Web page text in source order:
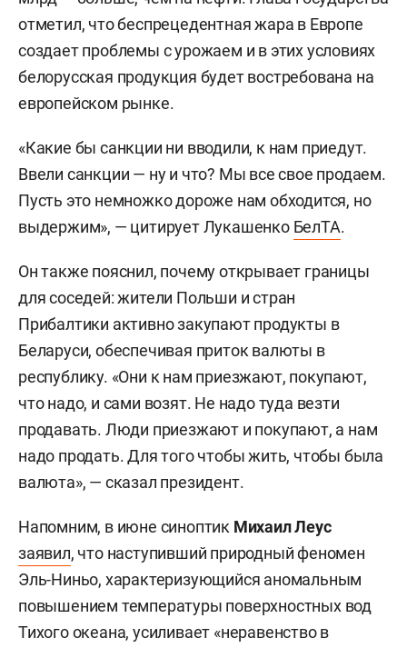
отметил, что беспрецедентная жара в Европе
создает проблемы с урожаем и в этих условиях
белорусская продукция будет востребована на
европейском рынке.
«Какие бы санкции ни вводили, к нам приедут.
Ввели санкции — ну и что? Мы все свое продаем.
Пусть это немножко дороже нам обходится, но
выдержим», — цитирует Лукашенко БелТА.
Он также пояснил, почему открывает границы
для соседей: жители Польши и стран
Прибалтики активно закупают продукты в
Беларуси, обеспечивая приток валюты в
республику. «Они к нам приезжают, покупают,
что надо, и сами возят. Не надо туда везти
продавать. Люди приезжают и покупают, а нам
надо продать. Для того чтобы жить, чтобы была
валюта», — сказал президент.
Напомним, в июне синоптик Михаил Леус
заявил, что наступивший природный феномен
Эль-Ниньо, характеризующийся аномальным
повышением температуры поверхностных вод
Тихого океана, усиливает «неравенство в